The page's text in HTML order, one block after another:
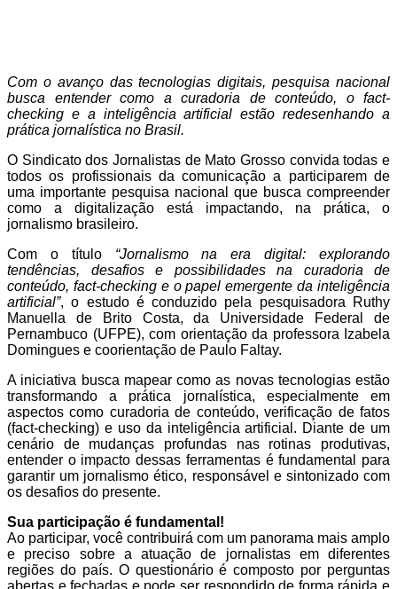
Com o avanço das tecnologias digitais, pesquisa nacional
busca entender como a curadoria de conteúdo, o fact-
checking e a inteligência artificial estão redesenhando a
prática jornalística no Brasil.
O Sindicato dos Jornalistas de Mato Grosso convida todas e
todos os profissionais da comunicação a participarem de
uma importante pesquisa nacional que busca compreender
como a digitalização está impactando, na prática, o
jornalismo brasileiro.
Com o título “Jornalismo na era digital: explorando
tendências, desafios e possibilidades na curadoria de
conteúdo, fact-checking e o papel emergente da inteligência
artificial”, o estudo é conduzido pela pesquisadora Ruthy
Manuella de Brito Costa, da Universidade Federal de
Pernambuco (UFPE), com orientação da professora Izabela
Domingues e coorientação de Paulo Faltay.
A iniciativa busca mapear como as novas tecnologias estão
transformando a prática jornalística, especialmente em
aspectos como curadoria de conteúdo, verificação de fatos
(fact-checking) e uso da inteligência artificial. Diante de um
cenário de mudanças profundas nas rotinas produtivas,
entender o impacto dessas ferramentas é fundamental para
garantir um jornalismo ético, responsável e sintonizado com
os desafios do presente.
Sua participação é fundamental!
Ao participar, você contribuirá com um panorama mais amplo
e preciso sobre a atuação de jornalistas em diferentes
regiões do país. O questionário é composto por perguntas
abertas e fechadas e pode ser respondido de forma rápida e